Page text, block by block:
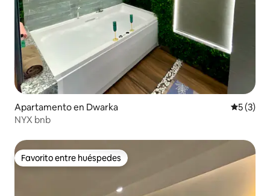
Apartamento en Dwarka
5 (3)
NYX bnb
Favorito entre huéspedes
Favorito entre huéspedes